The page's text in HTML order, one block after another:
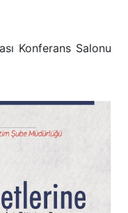
Konferans Salonu